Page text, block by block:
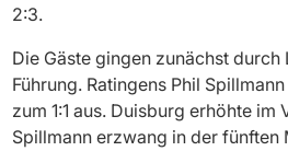
2:3.
Die Gäste gingen zunächst durch
Führung. Ratingens Phil
zum 1:1 aus. Duisburg erhöhte im
Spillmann erzwang in der fünften